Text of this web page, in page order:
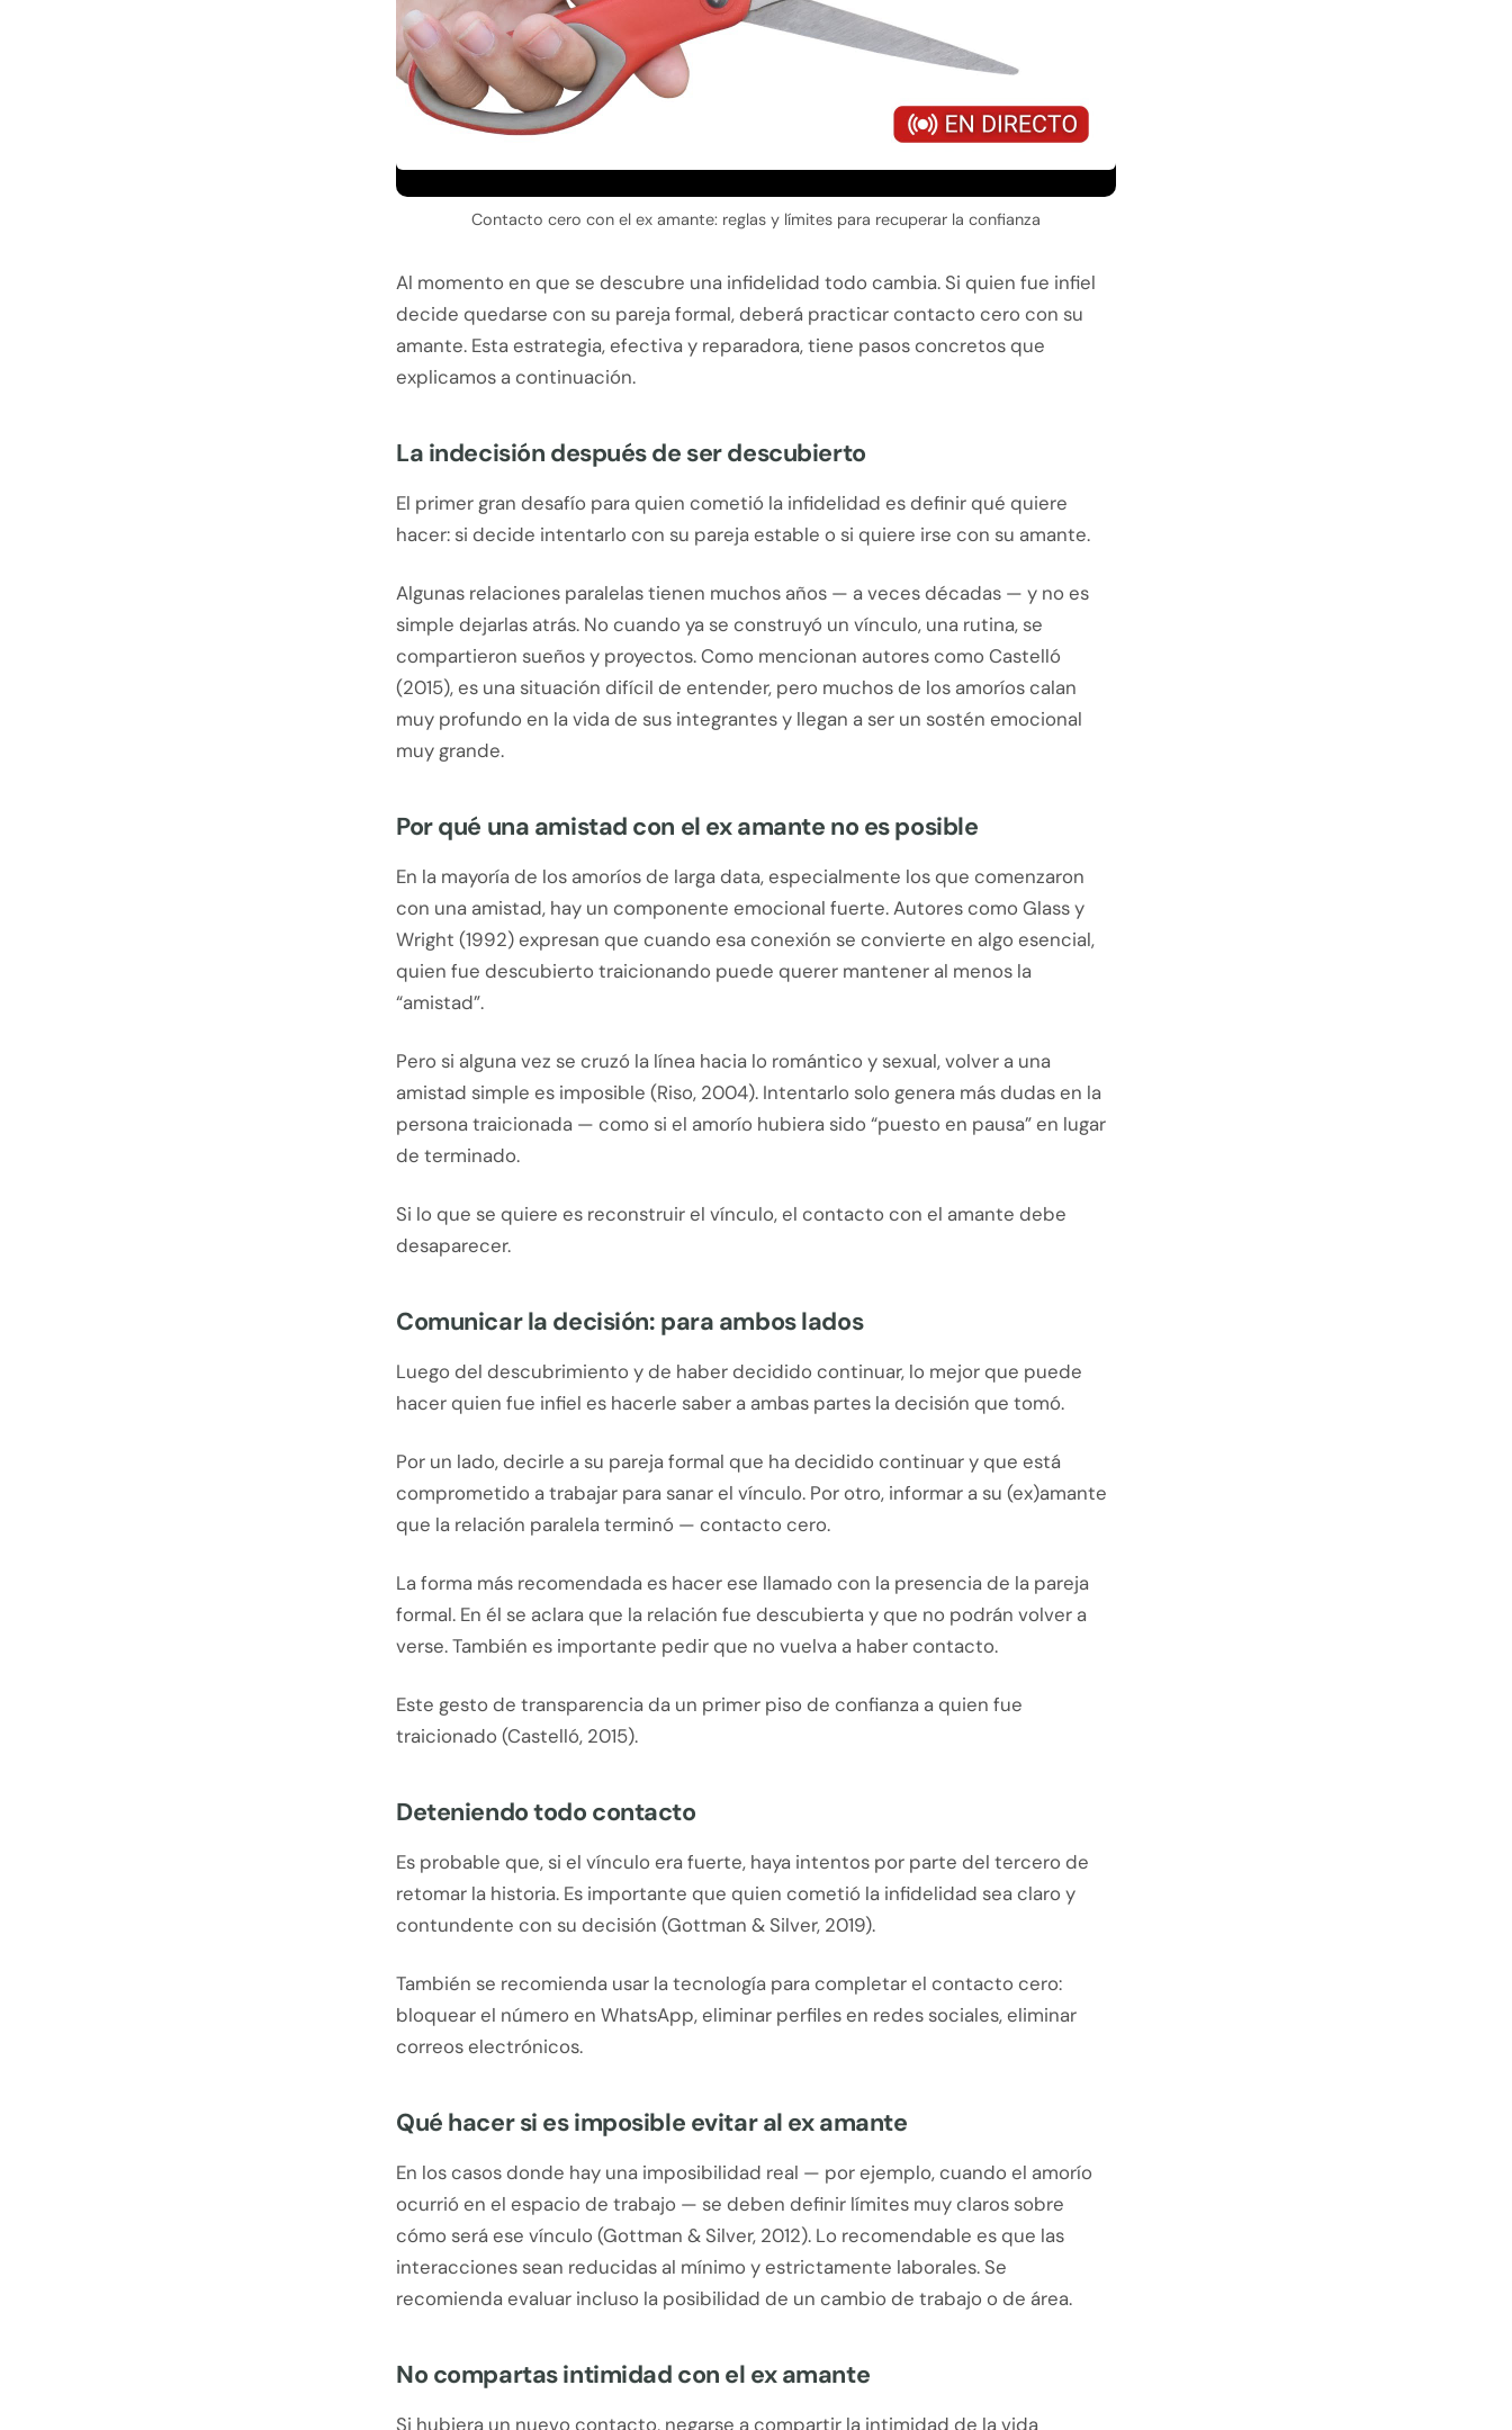
Contacto cero con el ex amante: reglas y límites para recuperar la confianza
Al momento en que se descubre una infidelidad todo cambia. Si quien fue infiel
decide quedarse con su pareja formal, deberá practicar contacto cero con su
amante. Esta estrategia, efectiva y reparadora, tiene pasos concretos que
explicamos a continuación.
La indecisión después de ser descubierto
El primer gran desafío para quien cometió la infidelidad es definir qué quiere
hacer: si decide intentarlo con su pareja estable o si quiere irse con su amante.
Algunas relaciones paralelas tienen muchos años — a veces décadas — y no es
simple dejarlas atrás. No cuando ya se construyó un vínculo, una rutina, se
compartieron sueños y proyectos. Como mencionan autores como Castelló
(2015), es una situación difícil de entender, pero muchos de los amoríos calan
muy profundo en la vida de sus integrantes y llegan a ser un sostén emocional
muy grande.
Por qué una amistad con el ex amante no es posible
En la mayoría de los amoríos de larga data, especialmente los que comenzaron
con una amistad, hay un componente emocional fuerte. Autores como Glass y
Wright (1992) expresan que cuando esa conexión se convierte en algo esencial,
quien fue descubierto traicionando puede querer mantener al menos la
“amistad”.
Pero si alguna vez se cruzó la línea hacia lo romántico y sexual, volver a una
amistad simple es imposible (Riso, 2004). Intentarlo solo genera más dudas en la
persona traicionada — como si el amorío hubiera sido “puesto en pausa” en lugar
de terminado.
Si lo que se quiere es reconstruir el vínculo, el contacto con el amante debe
desaparecer.
Comunicar la decisión: para ambos lados
Luego del descubrimiento y de haber decidido continuar, lo mejor que puede
hacer quien fue infiel es hacerle saber a ambas partes la decisión que tomó.
Por un lado, decirle a su pareja formal que ha decidido continuar y que está
comprometido a trabajar para sanar el vínculo. Por otro, informar a su (ex)amante
que la relación paralela terminó — contacto cero.
La forma más recomendada es hacer ese llamado con la presencia de la pareja
formal. En él se aclara que la relación fue descubierta y que no podrán volver a
verse. También es importante pedir que no vuelva a haber contacto.
Este gesto de transparencia da un primer piso de confianza a quien fue
traicionado (Castelló, 2015).
Deteniendo todo contacto
Es probable que, si el vínculo era fuerte, haya intentos por parte del tercero de
retomar la historia. Es importante que quien cometió la infidelidad sea claro y
contundente con su decisión (Gottman & Silver, 2019).
También se recomienda usar la tecnología para completar el contacto cero:
bloquear el número en WhatsApp, eliminar perfiles en redes sociales, eliminar
correos electrónicos.
Qué hacer si es imposible evitar al ex amante
En los casos donde hay una imposibilidad real — por ejemplo, cuando el amorío
ocurrió en el espacio de trabajo — se deben definir límites muy claros sobre
cómo será ese vínculo (Gottman & Silver, 2012). Lo recomendable es que las
interacciones sean reducidas al mínimo y estrictamente laborales. Se
recomienda evaluar incluso la posibilidad de un cambio de trabajo o de área.
No compartas intimidad con el ex amante
Si hubiera un nuevo contacto, negarse a compartir la intimidad de la vida